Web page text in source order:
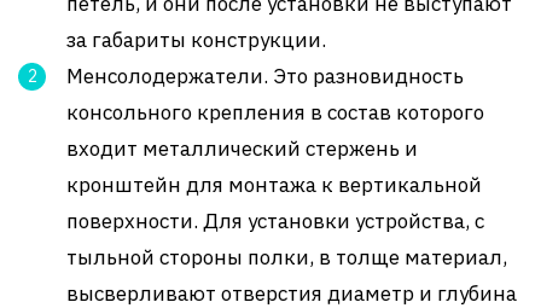
за габариты конструкции.
Менсолодержатели. Это разновидность
консольного крепления в состав которого
входит металлический стержень и
кронштейн для монтажа к вертикальной
поверхности. Для установки устройства, с
тыльной стороны полки, в толще материал,
высверливают отверстия диаметр и глубина